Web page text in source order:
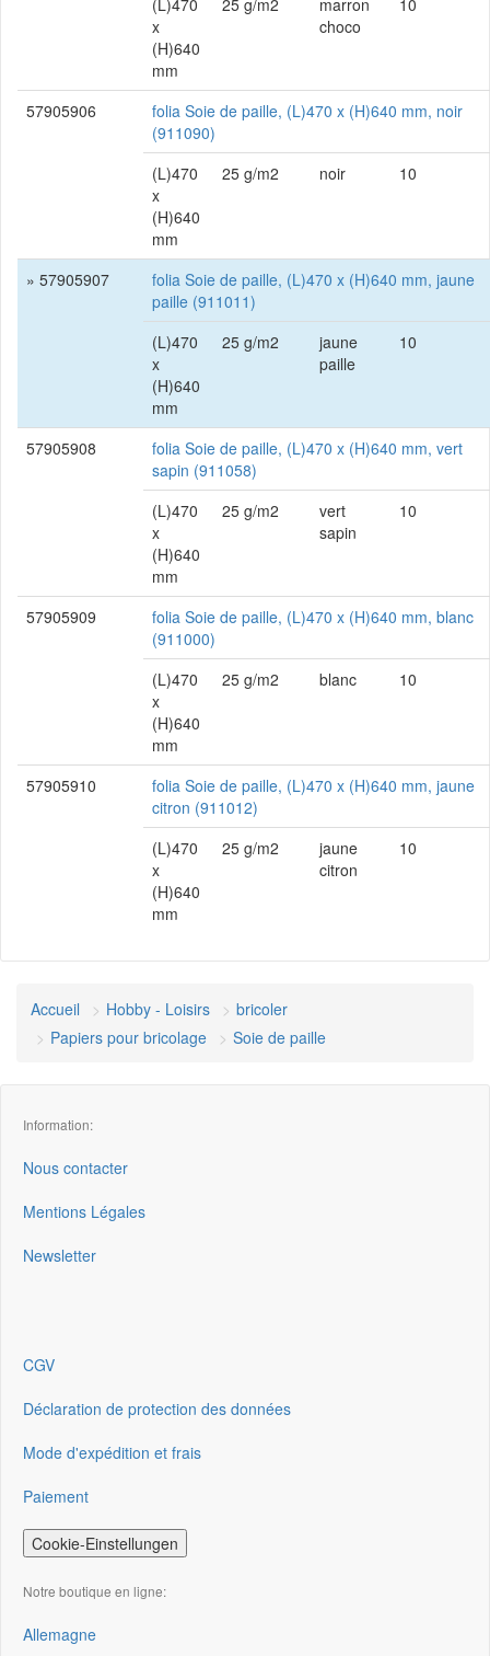
(L)470
x
(H)640
mm
25 g/m2
marron
choco
10
57905906
folia Soie de paille, (L)470 x (H)640 mm, noir
(911090)
(L)470
x
(H)640
mm
25 g/m2 noir 10
» 57905907
folia Soie de paille, (L)470 x (H)640 mm, jaune
paille (911011)
(L)470
x
(H)640
mm
25 g/m2
jaune
paille
10
57905908
folia Soie de paille, (L)470 x (H)640 mm, vert
sapin (911058)
(L)470
x
(H)640
mm
25 g/m2
vert
sapin
10
57905909
folia Soie de paille, (L)470 x (H)640 mm, blanc
(911000)
(L)470
x
(H)640
mm
25 g/m2 blanc 10
57905910
folia Soie de paille, (L)470 x (H)640 mm, jaune
citron (911012)
(L)470
x
(H)640
mm
25 g/m2
jaune
citron
10
Accueil Hobby - Loisirs
bricoler
Papiers pour bricolage
Soie de paille
Information:
Nous contacter
Mentions Légales
Newsletter
CGV
Déclaration de protection des données
Mode d'expédition et frais
Paiement
Cookie-Einstellungen
Notre boutique en ligne:
Allemagne